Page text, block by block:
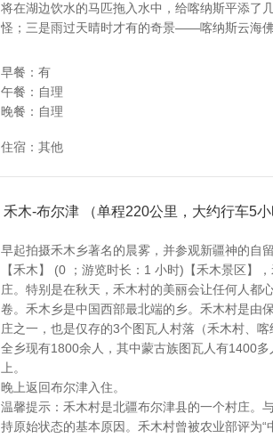
将在湖边饮水的马匹拖入水中，给喀纳斯平添了
怪；三是雨过天晴时才有的奇景——喀纳斯云海佛
早餐：有
午餐：自理
晚餐：自理
住宿：其他
禾木-布尔津 （单程220公里，大约行车5小
早起拍摄禾木乡著名的晨雾，并参观新疆神的自
【禾木】 (0 ；游览时长：1 小时)【禾木景区】
庄。特别是在秋天，禾木村的美丽会让任何人都
卷。禾木乡是中国西部最北端的乡。禾木村是由
庄之一，也是仅存的3个图瓦人村落（禾木村、
全乡现有1800余人，其中蒙古族图瓦人有1400
上。
晚上返回布尔津入住。
温馨提示：禾木村是北疆布尔津县的一个村庄。
持原始状态的基本原因。禾木村曾被农业部评为